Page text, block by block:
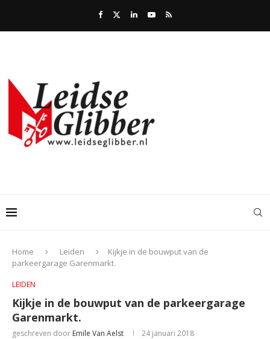
Home Leiden
Kijkje in de bouwput van de
parkeergarage Garenmarkt.
LEIDEN
Kijkje in de bouwput van de parkeergarage
Garenmarkt.
geschreven door Emile Van Aelst 24 januari 2018